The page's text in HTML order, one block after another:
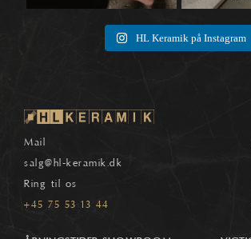
HL Keramik på Instagram
Mail
salg@hl-keramik.dk
Ring til os
+45 75 53 13 44